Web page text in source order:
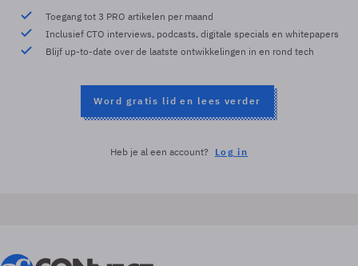
Toegang tot 3 PRO artikelen per maand
Inclusief CTO interviews, podcasts, digitale specials en whitepapers
Blijf up-to-date over de laatste ontwikkelingen in en rond tech
Word gratis lid en lees verder
Heb je al een account? Log in